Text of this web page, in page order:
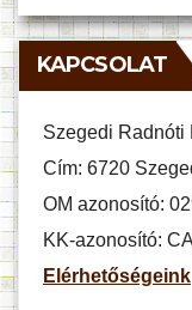
KAPCSOLAT
Szegedi Radnóti
Cím: 6720
OM azonosító:
KK-azonosító:
Elérhetőségeink